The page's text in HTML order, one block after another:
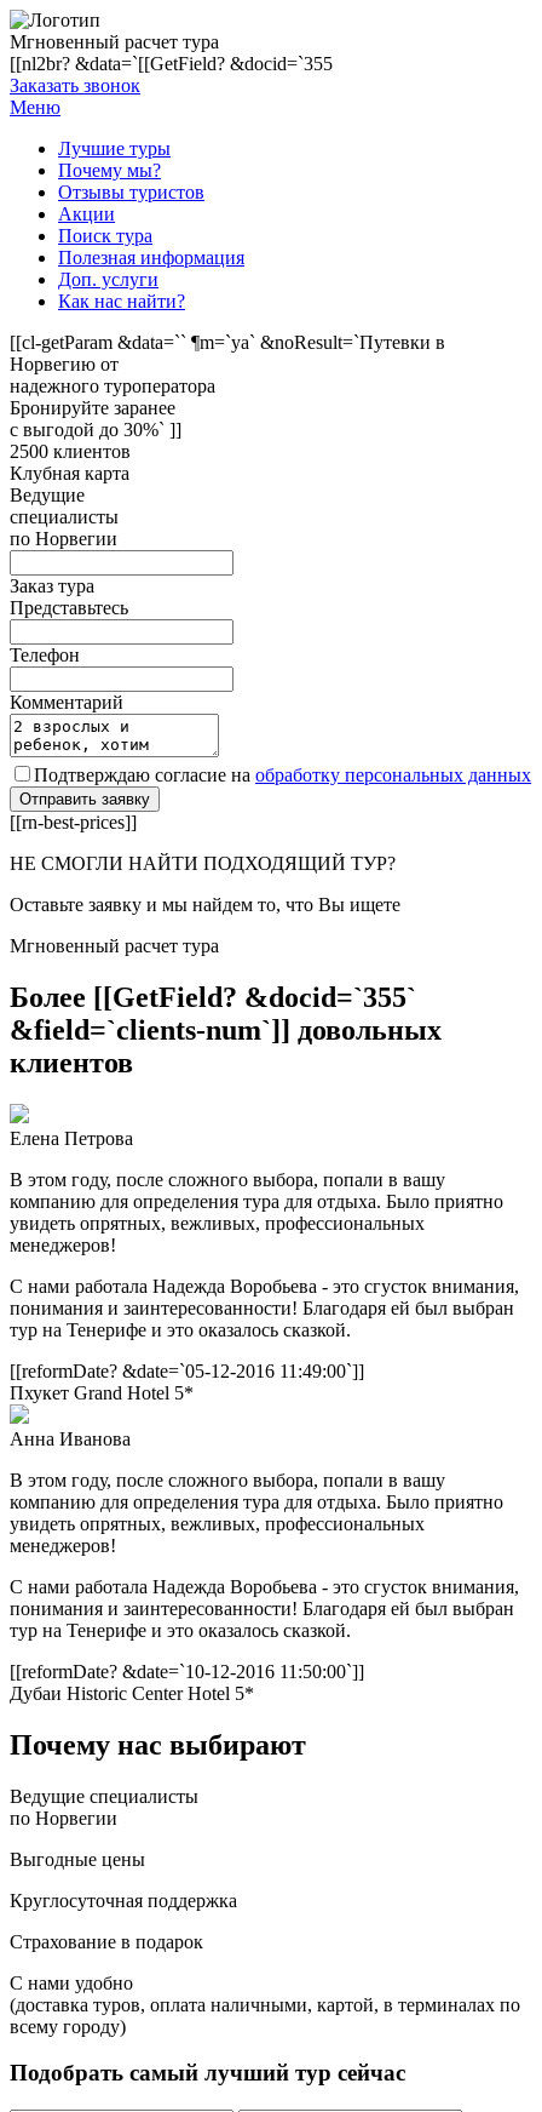
Мгновенный расчет тура
[[nl2br? &data=`[[GetField? &docid=`355
Заказать звонок
Меню
Лучшие туры
Почему мы?
Отзывы туристов
Акции
Поиск тура
Полезная информация
Доп. услуги
Как нас найти?
[[cl-getParam &data=`` ¶m=`ya` &noResult=`Путевки в
Норвегию от
надежного туроператора
Бронируйте заранее
с выгодой до 30%` ]]
2500 клиентов
Клубная карта
Ведущие
специалисты
по Норвегии
Заказ тура
Представьтесь
Телефон
Комментарий
Подтверждаю согласие на обработку персональных данных
[[rn-best-prices]]
НЕ СМОГЛИ НАЙТИ ПОДХОДЯЩИЙ ТУР?
Оставьте заявку и мы найдем то, что Вы ищете
Мгновенный расчет тура
Более [[GetField? &docid=`355`
&field=`clients-num`]] довольных
клиентов
Елена Петрова
В этом году, после сложного выбора, попали в вашу
компанию для определения тура для отдыха. Было приятно
увидеть опрятных, вежливых, профессиональных
менеджеров!
С нами работала Надежда Воробьева - это сгусток внимания,
понимания и заинтересованности! Благодаря ей был выбран
тур на Тенерифе и это оказалось сказкой.
[[reformDate? &date=`05-12-2016 11:49:00`]]
Пхукет Grand Hotel 5*
Анна Иванова
В этом году, после сложного выбора, попали в вашу
компанию для определения тура для отдыха. Было приятно
увидеть опрятных, вежливых, профессиональных
менеджеров!
С нами работала Надежда Воробьева - это сгусток внимания,
понимания и заинтересованности! Благодаря ей был выбран
тур на Тенерифе и это оказалось сказкой.
[[reformDate? &date=`10-12-2016 11:50:00`]]
Дубаи Historic Center Hotel 5*
Почему нас выбирают
Ведущие специалисты
по Норвегии
Выгодные цены
Круглосуточная поддержка
Страхование в подарок
С нами удобно
(доставка туров, оплата наличными, картой, в терминалах по
всему городу)
Подобрать самый лучший тур сейчас